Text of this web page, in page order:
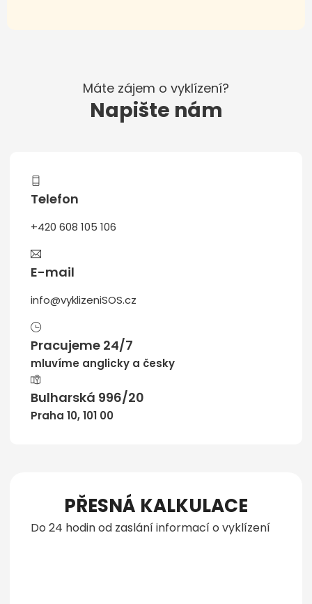
Máte zájem o vyklízení?
Napište nám
Telefon
+420 608 105 106
E-mail
info@vyklizeniSOS.cz
Pracujeme 24/7
mluvíme anglicky a česky
Bulharská 996/20
Praha 10, 101 00
PŘESNÁ KALKULACE
Do 24 hodin od zaslání informací o vyklízení